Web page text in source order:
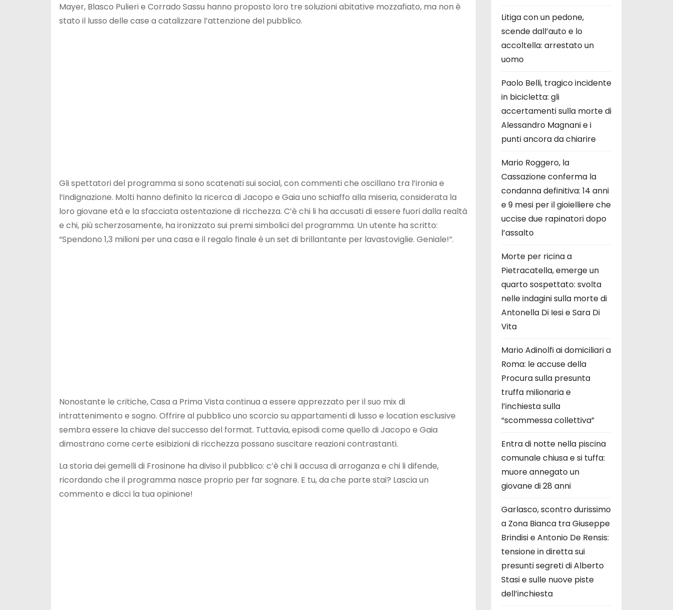
Mayer, Blasco Pulieri e Corrado Sassu hanno proposto loro tre soluzioni abitative mozzafiato, ma non è
stato il lusso delle case a catalizzare l’attenzione del pubblico.
Gli spettatori del programma si sono scatenati sui social, con commenti che oscillano tra l’ironia e
l’indignazione. Molti hanno definito la ricerca di Jacopo e Gaia uno schiaffo alla miseria, considerata la
loro giovane età e la sfacciata ostentazione di ricchezza. C’è chi li ha accusati di essere fuori dalla realtà
e chi, più scherzosamente, ha ironizzato sui premi simbolici del programma. Un utente ha scritto:
“Spendono 1,3 milioni per una casa e il regalo finale è un set di brillantante per lavastoviglie. Geniale!”.
Nonostante le critiche, Casa a Prima Vista continua a essere apprezzato per il suo mix di
intrattenimento e sogno. Offrire al pubblico uno scorcio su appartamenti di lusso e location esclusive
sembra essere la chiave del successo del format. Tuttavia, episodi come quello di Jacopo e Gaia
dimostrano come certe esibizioni di ricchezza possano suscitare reazioni contrastanti.
La storia dei gemelli di Frosinone ha diviso il pubblico: c’è chi li accusa di arroganza e chi li difende,
ricordando che il programma nasce proprio per far sognare. E tu, da che parte stai? Lascia un
commento e dicci la tua opinione!
Litiga con un pedone,
scende dall’auto e lo
accoltella: arrestato un
uomo
Paolo Belli, tragico incidente
in bicicletta: gli
accertamenti sulla morte di
Alessandro Magnani e i
punti ancora da chiarire
Mario Roggero, la
Cassazione conferma la
condanna definitiva: 14 anni
e 9 mesi per il gioielliere che
uccise due rapinatori dopo
l’assalto
Morte per ricina a
Pietracatella, emerge un
quarto sospettato: svolta
nelle indagini sulla morte di
Antonella Di Iesi e Sara Di
Vita
Mario Adinolfi ai domiciliari a
Roma: le accuse della
Procura sulla presunta
truffa milionaria e
l’inchiesta sulla
“scommessa collettiva”
Entra di notte nella piscina
comunale chiusa e si tuffa:
muore annegato un
giovane di 28 anni
Garlasco, scontro durissimo
a Zona Bianca tra Giuseppe
Brindisi e Antonio De Rensis:
tensione in diretta sui
presunti segreti di Alberto
Stasi e sulle nuove piste
dell’inchiesta